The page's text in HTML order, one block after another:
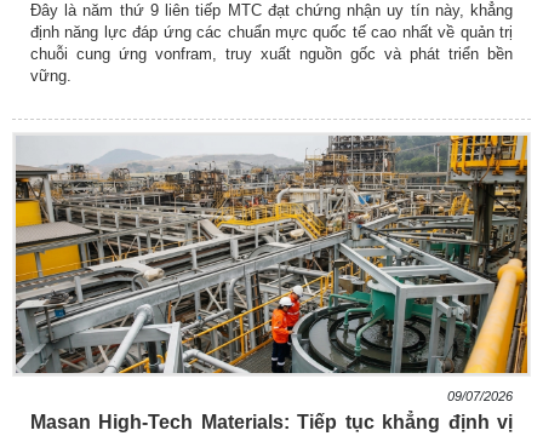
Đây là năm thứ 9 liên tiếp MTC đạt chứng nhận uy tín này, khẳng
định năng lực đáp ứng các chuẩn mực quốc tế cao nhất về quản trị
chuỗi cung ứng vonfram, truy xuất nguồn gốc và phát triển bền
vững.
09/07/2026
Masan High-Tech Materials: Tiếp tục khẳng định vị